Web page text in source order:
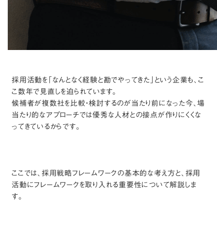
採用活動を「なんとなく経験と勘でやってきた」という企業も、こ
こ数年で見直しを迫られています。
候補者が複数社を比較・検討するのが当たり前になった今、場
当たり的なアプローチでは優秀な人材との接点が作りにくくな
ってきているからです。
ここでは、採用戦略フレームワークの基本的な考え方と、採用
活動にフレームワークを取り入れる重要性について解説しま
す。